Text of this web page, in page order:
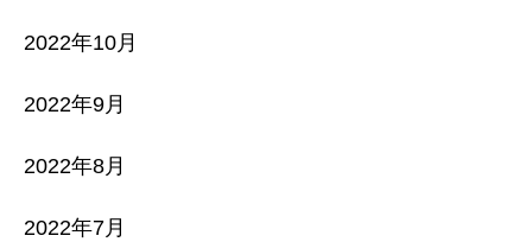
2022年10月
2022年9月
2022年8月
2022年7月